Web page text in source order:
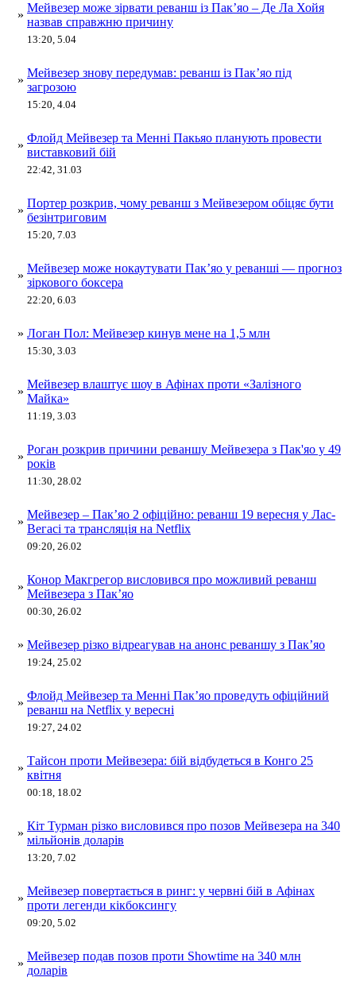
»
Мейвезер може зірвати реванш із Пак’яо – Де Ла Хойя
назвав справжню причину
13:20, 5.04
»
Мейвезер знову передумав: реванш із Пак’яо під
загрозою
15:20, 4.04
»
Флойд Мейвезер та Менні Пакьяо планують провести
виставковий бій
22:42, 31.03
»
Портер розкрив, чому реванш з Мейвезером обіцяє бути
безінтриговим
15:20, 7.03
»
Мейвезер може нокаутувати Пак’яо у реванші — прогноз
зіркового боксера
22:20, 6.03
» Логан Пол: Мейвезер кинув мене на 1,5 млн
15:30, 3.03
»
Мейвезер влаштує шоу в Афінах проти «Залізного
Майка»
11:19, 3.03
»
Роган розкрив причини реваншу Мейвезера з Пак'яо у 49
років
11:30, 28.02
»
Мейвезер – Пак’яо 2 офіційно: реванш 19 вересня у Лас-
Вегасі та трансляція на Netflix
09:20, 26.02
»
Конор Макгрегор висловився про можливий реванш
Мейвезера з Пак’яо
00:30, 26.02
» Мейвезер різко відреагував на анонс реваншу з Пак’яо
19:24, 25.02
»
Флойд Мейвезер та Менні Пак’яо проведуть офіційний
реванш на Netflix у вересні
19:27, 24.02
»
Тайсон проти Мейвезера: бій відбудеться в Конго 25
квітня
00:18, 18.02
»
Кіт Турман різко висловився про позов Мейвезера на 340
мільйонів доларів
13:20, 7.02
»
Мейвезер повертається в ринг: у червні бій в Афінах
проти легенди кікбоксингу
09:20, 5.02
»
Мейвезер подав позов проти Showtime на 340 млн
доларів